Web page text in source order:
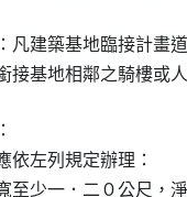
凡建築基地臨接計畫
接基地相鄰之騎樓或
依左列規定辦理：
至少一．二０公尺